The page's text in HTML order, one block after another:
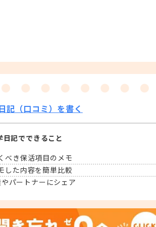
記（口コミ）を書く
日記でできること
べき保活項目のメモ
した内容を簡単比較
パートナーにシェア